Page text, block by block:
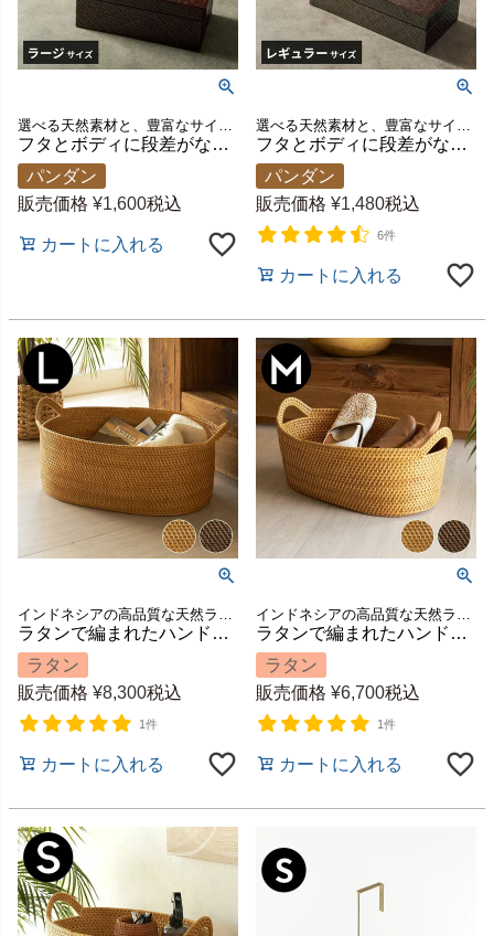
フタとボディに段差がないフラットデザイン【FLATTY FITシリーズ】パンダンのアジアンティッシュケース ラージサイズ[14068]
パンダン
販売価格 ¥1,600税込
カートに入れる
フタとボディに段差がないフラットデザイン【FLATTY FITシリーズ】パンダンのアジアンティッシュケース レギュラーサイズ[14189]
パンダン
販売価格 ¥1,480税込
6件
カートに入れる
ラタンで編まれたハンドル付きの浅型オーバル収納バスケット（Lサイズ）[14180]
ラタン
販売価格 ¥8,300税込
1件
カートに入れる
ラタンで編まれたハンドル付きの浅型オーバル収納バスケット（Mサイズ）[14179]
ラタン
販売価格 ¥6,700税込
1件
カートに入れる